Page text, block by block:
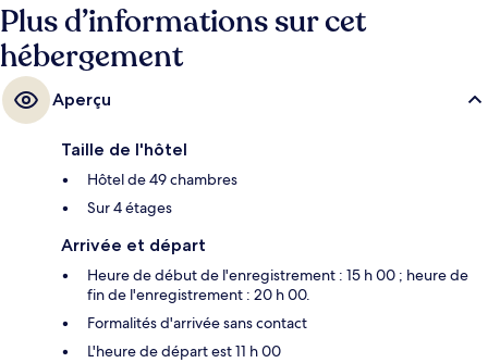
Plus d’informations sur cet
hébergement
Aperçu
Taille de l'hôtel
Hôtel de 49 chambres
Sur 4 étages
Arrivée et départ
Heure de début de l'enregistrement : 15 h 00 ; heure de
fin de l'enregistrement : 20 h 00.
Formalités d'arrivée sans contact
L'heure de départ est 11 h 00